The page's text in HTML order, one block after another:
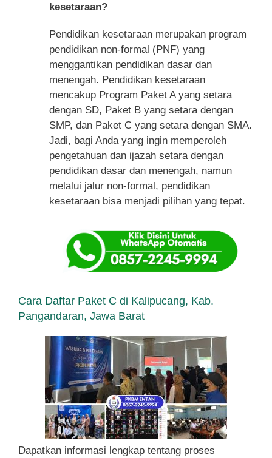
kesetaraan?
Pendidikan kesetaraan merupakan program
pendidikan non-formal (PNF) yang
menggantikan pendidikan dasar dan
menengah. Pendidikan kesetaraan
mencakup Program Paket A yang setara
dengan SD, Paket B yang setara dengan
SMP, dan Paket C yang setara dengan SMA.
Jadi, bagi Anda yang ingin memperoleh
pengetahuan dan ijazah setara dengan
pendidikan dasar dan menengah, namun
melalui jalur non-formal, pendidikan
kesetaraan bisa menjadi pilihan yang tepat.
Cara Daftar Paket C di Kalipucang, Kab.
Pangandaran, Jawa Barat
Dapatkan informasi lengkap tentang proses